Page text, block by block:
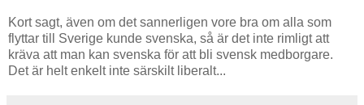
Kort sagt, även om det sannerligen vore bra om alla som
flyttar till Sverige kunde svenska, så är det inte rimligt att
kräva att man kan svenska för att bli svensk medborgare.
Det är helt enkelt inte särskilt liberalt...